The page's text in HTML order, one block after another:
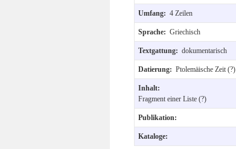
Umfang: 4 Zeilen
Sprache: Griechisch
Textgattung: dokumentarisch
Datierung: Ptolemäische Zeit (?)
Inhalt:
Fragment einer Liste (?)
Publikation:
Kataloge: